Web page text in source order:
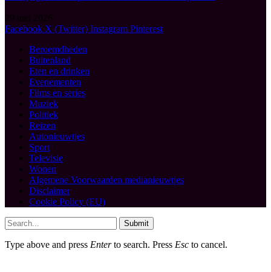
Facebook X (Twitter) Instagram Pinterest
Beroemdheden
Buitenland
Eten en drinken
Evenementen
Films en series
Muziek
Politiek
Reizen
Autonieuwtjes
Sport
Televisie
Wonen
Algemene Voorwaarden medianieuwtjes
Disclaimer
Cookie Policy (EU)
Submit
Type above and press Enterto search. Press Esc to cancel.